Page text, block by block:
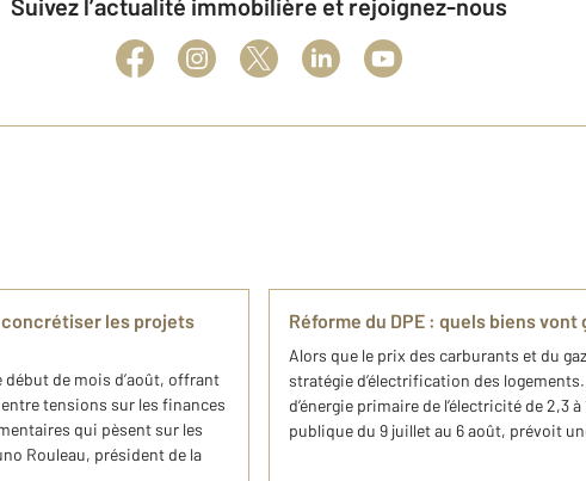
Suivez l’actualité immobilière et rejoignez-nous
les projets
de mois d’août, offrant
tensions sur les finances
qui pèsent sur les
Rouleau, président de la
Réforme du DPE : quels biens
Alors que le prix des carburants et du
stratégie d’électrification des
d’énergie primaire de l’électricité de 2,3
publique du 9 juillet au 6 août, prévoit